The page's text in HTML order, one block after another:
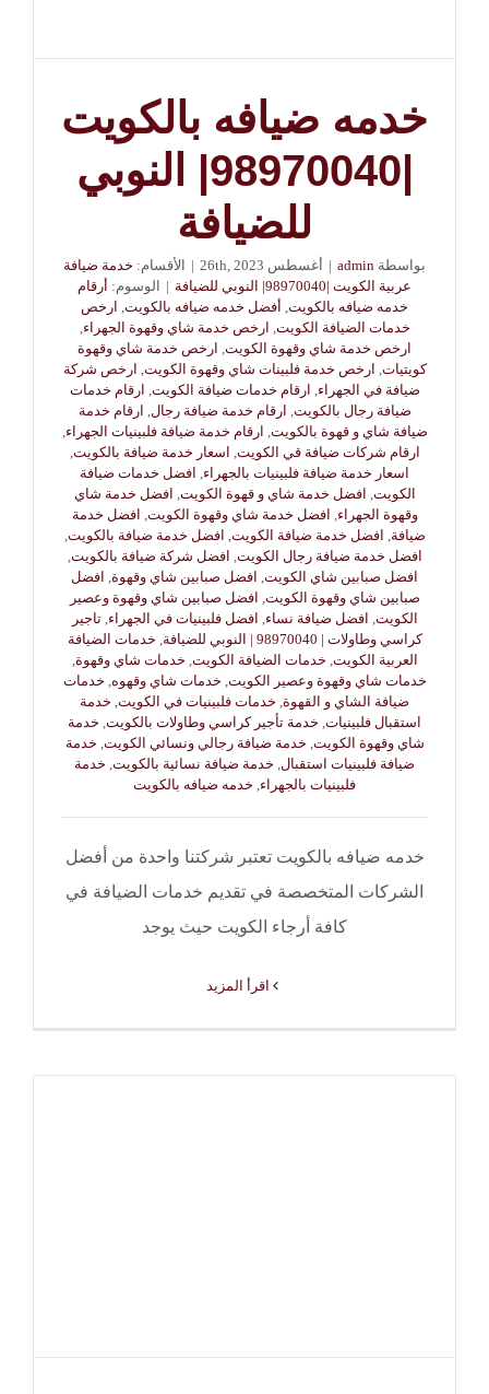
خدمه ضيافه بالكويت
|98970040| النوبي
للضيافة
بواسطة admin
| أغسطس 26th, 2023 | الأقسام: خدمة ضيافة
عربية الكويت |98970040| النوبي للضيافة
| الوسوم: أرقام
خدمه ضيافه بالكويت, أفضل خدمه ضيافه بالكويت, ارخص
خدمات الضيافة الكويت, ارخص خدمة شاي وقهوة الجهراء,
ارخص خدمة شاي وقهوة الكويت, ارخص خدمة شاي وقهوة
كويتيات, ارخص خدمة فلبينات شاي وقهوة الكويت, ارخص شركة
ضيافة في الجهراء, ارقام خدمات ضيافة الكويت, ارقام خدمات
ضيافة رجال بالكويت, ارقام خدمة ضيافة رجال, ارقام خدمة
ضيافة شاي و قهوة بالكويت, ارقام خدمة ضيافة فلبينيات الجهراء,
ارقام شركات ضيافة قي الكويت, اسعار خدمة ضيافة بالكويت,
اسعار خدمة ضيافة فلبينيات بالجهراء, افضل خدمات ضيافة
الكويت, افضل خدمة شاي و قهوة الكويت, افضل خدمة شاي
وقهوة الجهراء, افضل خدمة شاي وقهوة الكويت, افضل خدمة
ضيافة, افضل خدمة ضيافة الكويت, افضل خدمة ضيافة بالكويت,
افضل خدمة ضيافة رجال الكويت, افضل شركة ضيافة بالكويت,
افضل صبابين شاي الكويت, افضل صبابين شاي وقهوة, افضل
صبابين شاي وقهوة الكويت, افضل صبابين شاي وقهوة وعصير
الكويت, افضل ضيافة نساء, افضل فلبينيات في الجهراء,تاجير
كراسي وطاولات | 98970040 | النوبي للضيافة
, خدمات الضيافة
العربية الكويت, خدمات الضيافة الكويت, خدمات شاي وقهوة,
خدمات شاي وقهوة وعصير الكويت, خدمات شاي وقهوه, خدمات
ضيافة الشاي و القهوة, خدمات فلبينيات في الكويت, خدمة
استقبال فلبينيات, خدمة تأجير كراسي وطاولات بالكويت, خدمة
شاي وقهوة الكويت, خدمة ضيافة رجالي ونسائي الكويت, خدمة
ضيافة فلبينيات استقبال, خدمة ضيافة نسائية بالكويت, خدمة
فلبينيات بالجهراء, خدمه ضيافه بالكويت
خدمه ضيافه بالكويت تعتبر شركتنا واحدة من أفضل
الشركات المتخصصة في تقديم خدمات الضيافة في
كافة أرجاء الكويت حيث يوجد